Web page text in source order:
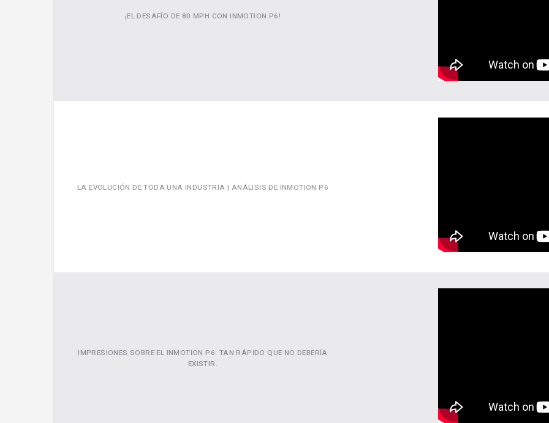
¡EL DESAFÍO DE 80 MPH CON INMOTION P6!
LA EVOLUCIÓN DE TODA UNA INDUSTRIA | ANÁLISIS DE INMOTION P6
IMPRESIONES SOBRE EL INMOTION P6: TAN RÁPIDO QUE NO DEBERÍA
EXISTIR.